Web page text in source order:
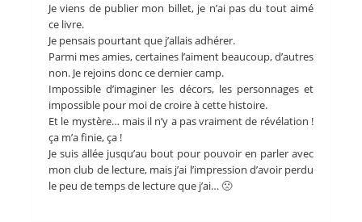
Je viens de publier mon billet, je n’ai pas du tout aimé
ce livre.
Je pensais pourtant que j’allais adhérer.
Parmi mes amies, certaines l’aiment beaucoup, d’autres
non. Je rejoins donc ce dernier camp.
Impossible d’imaginer les décors, les personnages et
impossible pour moi de croire à cette histoire.
Et le mystère… mais il n’y a pas vraiment de révélation !
ça m’a finie, ça !
Je suis allée jusqu’au bout pour pouvoir en parler avec
mon club de lecture, mais j’ai l’impression d’avoir perdu
le peu de temps de lecture que j’ai… 🙁